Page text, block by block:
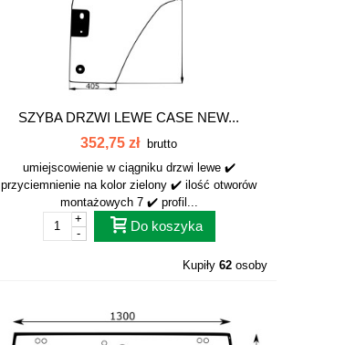
SZYBA DRZWI LEWE CASE NEW...
352,75 zł brutto
umiejscowienie w ciągniku drzwi lewe ✔️
przyciemnienie na kolor zielony ✔️ ilość otworów
montażowych 7 ✔️ profil...
-
+ Do koszyka
Kupiły 62osoby